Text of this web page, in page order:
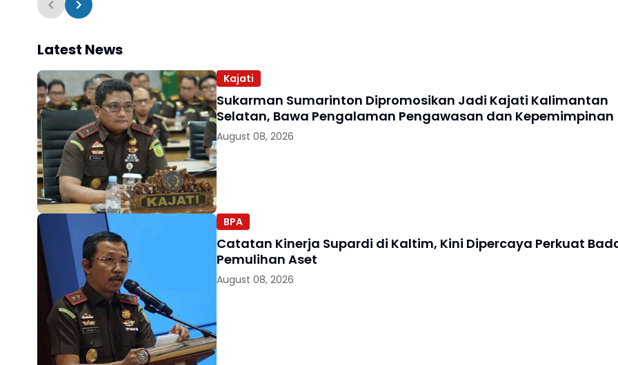
Latest News
Kajati
Sukarman Sumarinton Dipromosikan Jadi Kajati Kalimantan
Selatan, Bawa Pengalaman Pengawasan dan Kepemimpinan
August 08, 2026
BPA
Catatan Kinerja Supardi di Kaltim, Kini Dipercaya Perkuat
Pemulihan Aset
August 08, 2026